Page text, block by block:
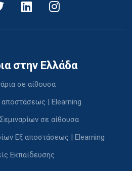
στην Ελλάδα
σε αίθουσα
αποστάσεως | Elearning
σε αίθουσα
Εξ αποστάσεως | Elearning
Εκπαίδευσης